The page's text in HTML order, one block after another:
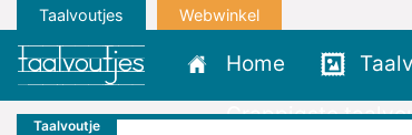
Taalvoutjes Webwinkel
Home
Grappigste
Taalvoutje